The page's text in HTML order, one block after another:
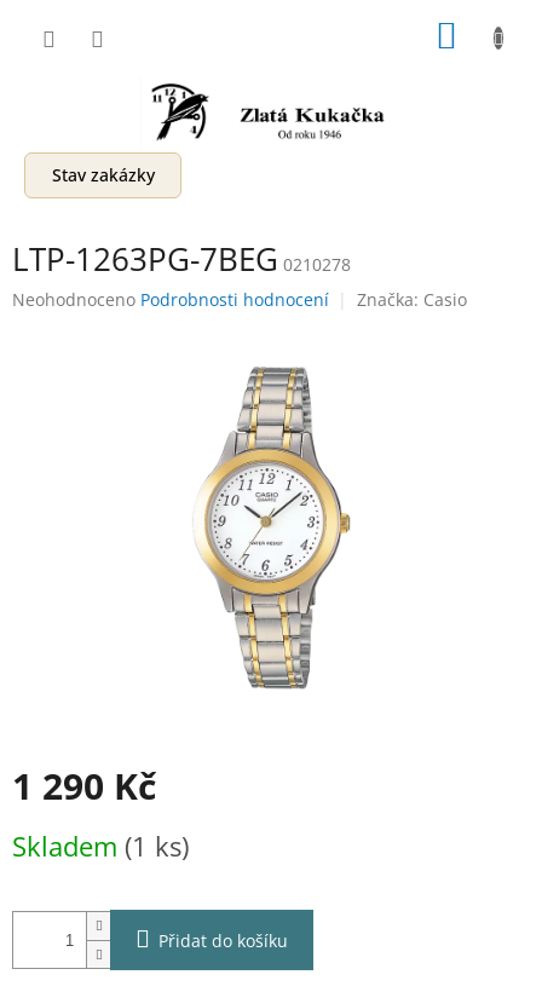
Stav zakázky
LTP-1263PG-7BEG 0210278
Průměrné
Neohodnoceno Podrobnosti hodnocení Značka: Casio
1 290 Kč
cena:
Skladem (1 ks)
Přidat do košíku